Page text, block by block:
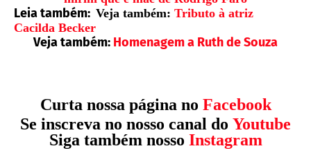
Leia também: Veja também: Tributo à atriz
Cacilda Becker
Veja também: Homenagem a Ruth de Souza
Curta nossa página no Facebook
Se inscreva no nosso canal do Youtube
Siga também nosso Instagram